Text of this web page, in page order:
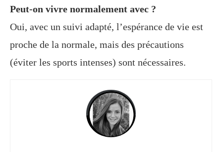
Peut-on vivre normalement avec ?
Oui, avec un suivi adapté, l’espérance de vie est
proche de la normale, mais des précautions
(éviter les sports intenses) sont nécessaires.